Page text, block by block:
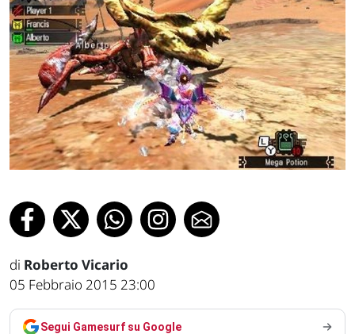
di Roberto Vicario
05 Febbraio 2015 23:00
Segui Gamesurf su Google